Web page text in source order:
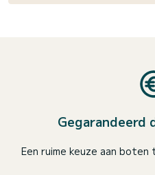
Gegarandeerd
Een ruime keuze aan